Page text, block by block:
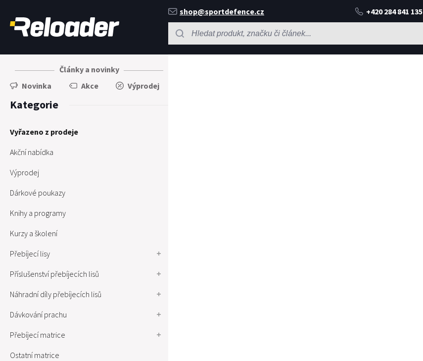
shop@sportdefence.cz +420 284 841 135
Články a novinky
Novinka
Akce Výprodej
Kategorie
Vyřazeno z prodeje
Akční nabídka
Výprodej
Dárkové poukazy
Knihy a programy
Kurzy a školení
Přebíjecí lisy
Příslušenství přebíjecích lisů
Náhradní díly přebíjecích lisů
Dávkování prachu
Přebíjecí matrice
Ostatní matrice